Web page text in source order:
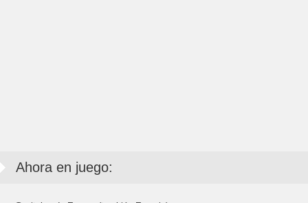
Ahora en juego: